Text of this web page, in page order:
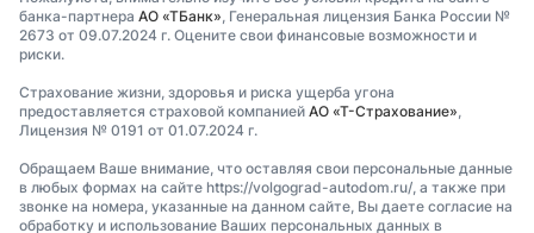
банка-партнера АО «ТБанк», Генеральная лицензия Банка России №
2673 от 09.07.2024 г. Оцените свои финансовые возможности и
риски.
Страхование жизни, здоровья и риска ущерба угона
предоставляется страховой компанией АО «Т-Страхование»,
Лицензия № 0191 от 01.07.2024 г.
Обращаем Ваше внимание, что оставляя свои персональные данные
в любых формах на сайте https://volgograd-autodom.ru/, а также при
звонке на номера, указанные на данном сайте, Вы даете согласие на
обработку и использование Ваших персональных данных в